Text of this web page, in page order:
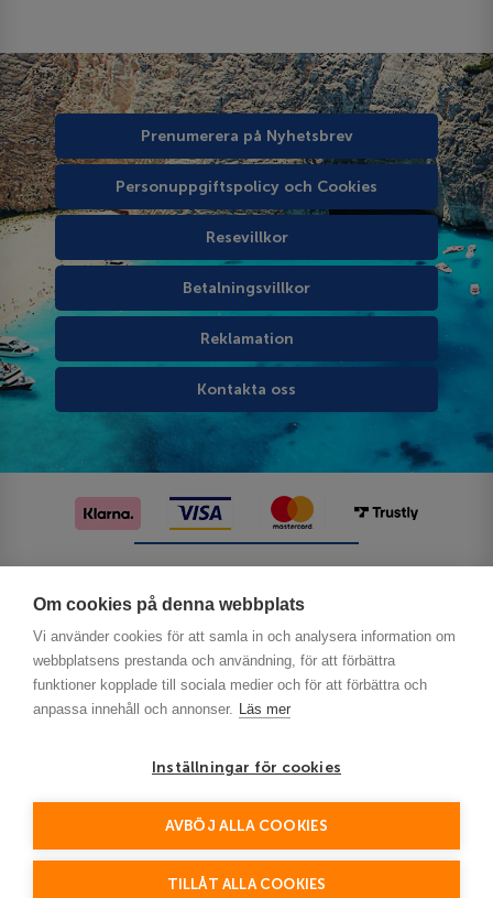
Om cookies på denna webbplats
Vi använder cookies för att samla in och analysera information om
webbplatsens prestanda och användning, för att förbättra
funktioner kopplade till sociala medier och för att förbättra och
anpassa innehåll och annonser. Läs mer
Inställningar för cookies
AVBÖJ ALLA COOKIES
TILLÅT ALLA COOKIES
Prenumerera på Nyhetsbrev
Personuppgiftspolicy och Cookies
Resevillkor
Betalningsvillkor
Reklamation
Kontakta oss
This site is protected by reCAPTCHA and the Google
Policy and Terms of Service apply.